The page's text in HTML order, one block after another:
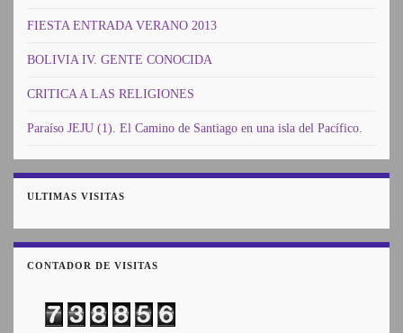
FIESTA ENTRADA VERANO 2013
BOLIVIA IV. GENTE CONOCIDA
CRITICA A LAS RELIGIONES
Paraíso JEJU (1). El Camino de Santiago en una isla del Pacífico.
ULTIMAS VISITAS
CONTADOR DE VISITAS